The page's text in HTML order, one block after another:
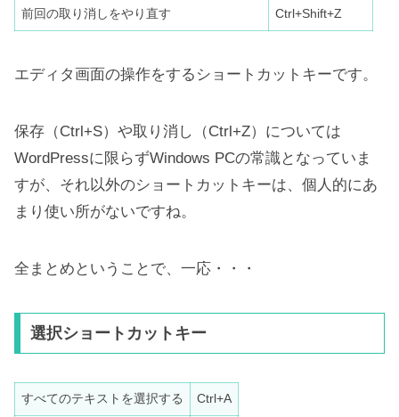
前回の取り消しをやり直す Ctrl+Shift+Z
エディタ画面の操作をするショートカットキーです。
保存（Ctrl+S）や取り消し（Ctrl+Z）については
WordPressに限らずWindows PCの常識となっていま
すが、それ以外のショートカットキーは、個人的にあ
まり使い所がないですね。
全まとめということで、一応・・・
選択ショートカットキー
すべてのテキストを選択する Ctrl+A